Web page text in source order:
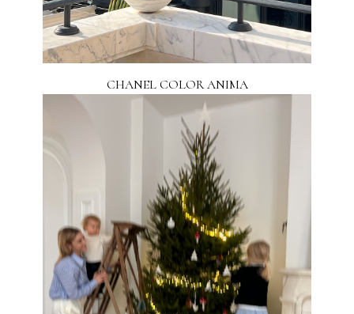
CHANEL COLOR ANIMA